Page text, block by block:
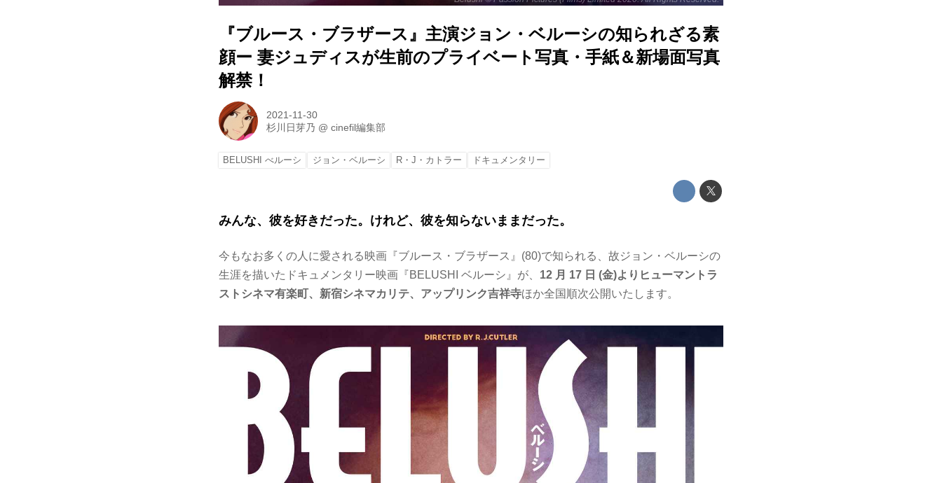
『ブルース・ブラザース』主演ジョン・ベルーシの知られざる素
顔ー 妻ジュディスが生前のプライベート写真・手紙＆新場面写真
解禁！
2021-11-30
杉川日芽乃 @cinefil編集部
BELUSHI べルーシ ジョン・ベルーシ R・J・カトラー ドキュメンタリー
みんな、彼を好きだった。けれど、彼を知らないままだった。
今もなお多くの人に愛される映画『ブルース・ブラザース』(80)で知られる、故ジョン・ベルーシの
生涯を描いたドキュメンタリー映画『BELUSHI ベルーシ』が、 12 月 17 日 (金)よりヒューマントラ
ストシネマ有楽町、新宿シネマカリテ、アップリンク吉祥寺ほか全国順次公開いたします。